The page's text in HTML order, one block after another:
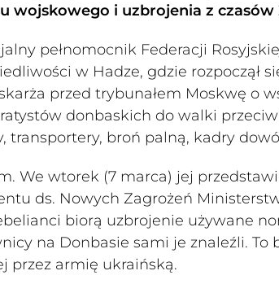
wojskowego i uzbrojenia z czasów
pełnomocnik Federacji
w Hadze, gdzie rozpoczął
przed trybunałem Moskwę o
donbaskich do walki
transportery, broń palną, kadry
We wtorek (7 marca) jej
ds. Nowych Zagrożeń
biorą uzbrojenie używane
na Donbasie sami je znaleźli. To
przez armię ukraińską.